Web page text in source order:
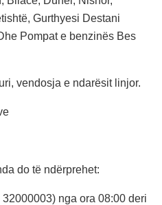
Gurthyesi Destani
Pompat e benzinës Bes
vendosja e ndarësit linjor.
do të ndërprehet:
nga ora 08:00 deri